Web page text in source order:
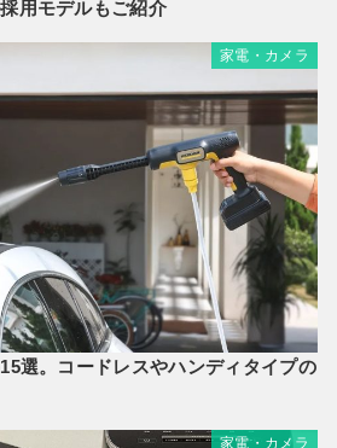
用モデルもご紹介
家電・カメラ
選。コードレスやハンディタイプの
家電・カメラ